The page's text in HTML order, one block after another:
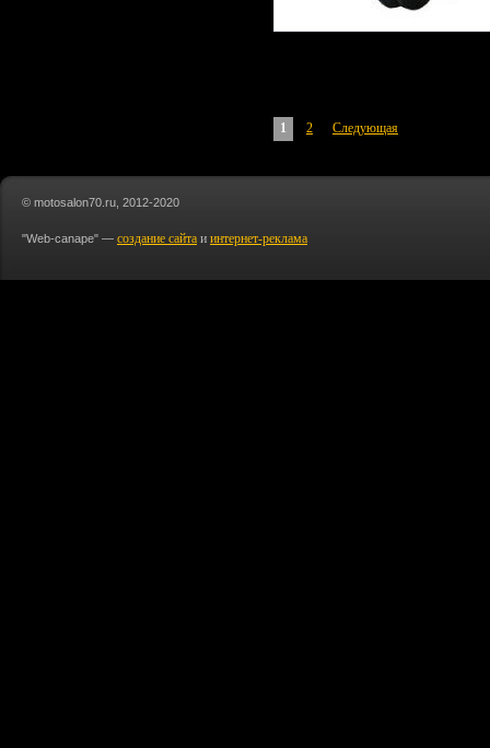
1 2 Следующая
© motosalon70.ru, 2012-2020
"Web-canape" — создание сайта и интернет-реклама